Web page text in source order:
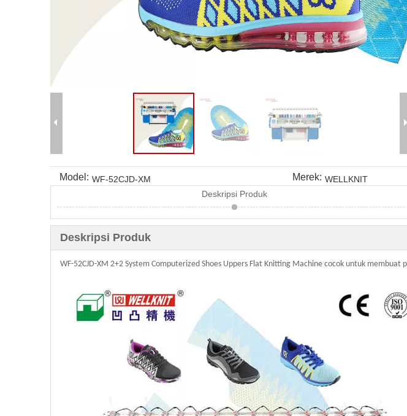
Model: WF-52CJD-XM Merek: WELLKNIT
Deskripsi Produk
Deskripsi Produk
WF-52CJD-XM 2+2 System Computerized Shoes Uppers Flat Knitting Machine cocok untuk